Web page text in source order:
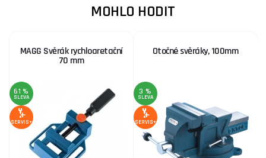
MOHLO HODIT
MAGG Svěrák rychloaretační
70 mm
61 %
SLEVA
SERVIS+
Otočné svěráky, 100mm
3 %
SLEVA
SERVIS+